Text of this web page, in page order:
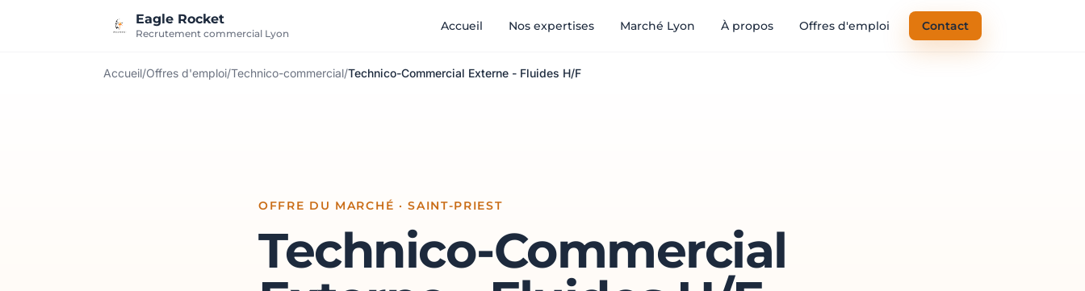
Eagle Rocket
Recrutement commercial Lyon
Accueil Nos expertises Marché Lyon À propos Offres d'emploi Contact
Accueil/Offres d'emploi/Technico-commercial/Technico-Commercial Externe - Fluides H/F
OFFRE DU MARCHÉ · SAINT-PRIEST
Technico-Commercial